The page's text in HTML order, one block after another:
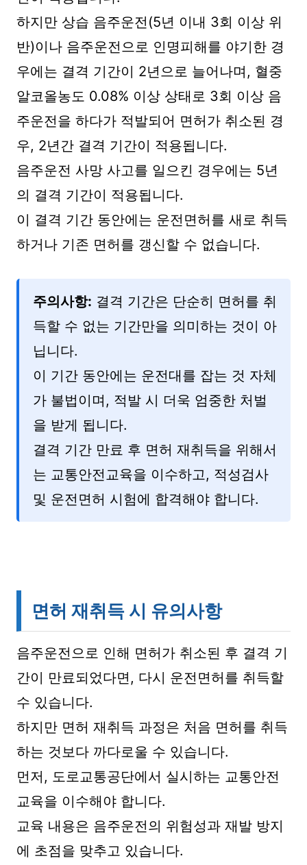
하지만 상습 음주운전(5년 이내 3회 이상 위
반)이나 음주운전으로 인명피해를 야기한 경
우에는 결격 기간이 2년으로 늘어나며, 혈중
알코올농도 0.08% 이상 상태로 3회 이상 음
주운전을 하다가 적발되어 면허가 취소된 경
우, 2년간 결격 기간이 적용됩니다.
음주운전 사망 사고를 일으킨 경우에는 5년
의 결격 기간이 적용됩니다.
이 결격 기간 동안에는 운전면허를 새로 취득
하거나 기존 면허를 갱신할 수 없습니다.
주의사항: 결격 기간은 단순히 면허를 취
득할 수 없는 기간만을 의미하는 것이 아
닙니다.
이 기간 동안에는 운전대를 잡는 것 자체
가 불법이며, 적발 시 더욱 엄중한 처벌
을 받게 됩니다.
결격 기간 만료 후 면허 재취득을 위해서
는 교통안전교육을 이수하고, 적성검사
및 운전면허 시험에 합격해야 합니다.
면허 재취득 시 유의사항
음주운전으로 인해 면허가 취소된 후 결격 기
간이 만료되었다면, 다시 운전면허를 취득할
수 있습니다.
하지만 면허 재취득 과정은 처음 면허를 취득
하는 것보다 까다로울 수 있습니다.
먼저, 도로교통공단에서 실시하는 교통안전
교육을 이수해야 합니다.
교육 내용은 음주운전의 위험성과 재발 방지
에 초점을 맞추고 있습니다.